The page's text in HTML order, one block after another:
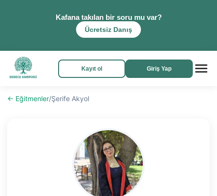
Kafana takılan bir soru mu var?
Ücretsiz Danış
Kayıt ol Giriş Yap
← Eğitmenler/Şerife Akyol